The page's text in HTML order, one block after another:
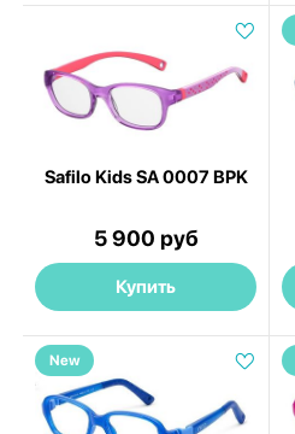
Safilo Kids SA 0007 BPK
5 900 руб
Купить
New